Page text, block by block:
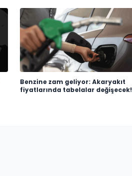
Benzine zam geliyor: Akaryakıt
fiyatlarında tabelalar değişecek!